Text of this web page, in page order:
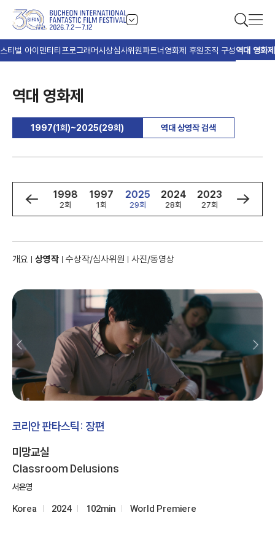
티벌 아이덴티티 프로그래머시상심사위원파트너 영화제 후원조직 구성역대 영화제
역대 영화제
1997(1회)~2025(29회) 역대 상영작 검색
1999
3회
1998
2회
1997
1회
2025
29회
2024
28회
2023
27회
2022
26회
개요 상영작 수상작/심사위원 사진/동영상
코리안 판타스틱: 장편
미망교실
Classroom Delusions
서은영
Korea 2024 102min World Premiere